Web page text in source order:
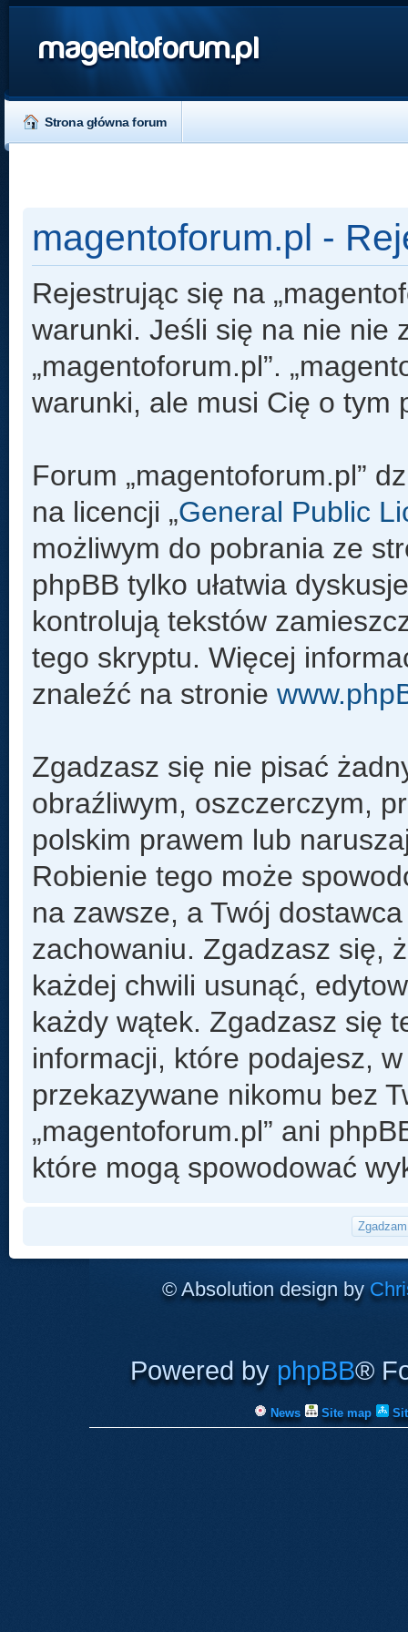
magentoforum.pl
Strona główna forum
magentoforum.pl -
Rejestrując się na
warunki. Jeśli się na nie nie
„magentoforum.pl”.
warunki, ale musi Cię o tym
Forum „magentoforum.pl”
na licencji „General Public
możliwym do pobrania ze
phpBB tylko ułatwia
kontrolują tekstów
tego skryptu. Więcej
znaleźć na stronie
Zgadzasz się nie pisać
obraźliwym, oszczerczym,
polskim prawem lub
Robienie tego może
na zawsze, a Twój
zachowaniu. Zgadzasz się,
każdej chwili usunąć,
każdy wątek. Zgadzasz się
informacji, które podajesz,
przekazywane nikomu bez
„magentoforum.pl” ani
które mogą spowodować
© Absolution design by
Powered by phpBB®
News Site map